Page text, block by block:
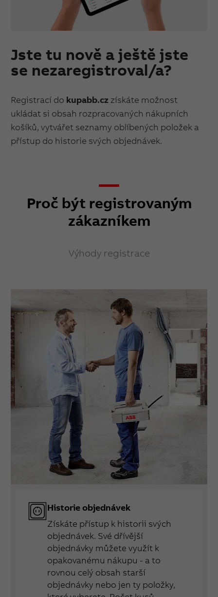
Jste tu nově a ještě jste
se nezaregistroval/a?
Registrací do kupabb.cz získáte možnost
ukládat si obsah rozpracovaných nákupních
košíků, vytvářet seznamy oblíbených položek a
přístup do historie svých objednávek.
Proč být registrovaným
zákazníkem
Výhody registrace
Historie objednávek
Získáte přístup k historii svých
objednávek. Své dřívější
objednávky můžete využít k
opakovanému nákupu - a to
rovnou celý obsah starší
objednávky nebo jen ty položky,